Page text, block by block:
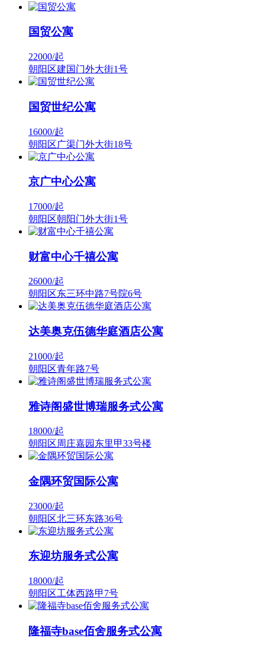
国贸公寓
22000/起
朝阳区建国门外大街1号
国贸世纪公寓
16000/起
朝阳区广渠门外大街18号
京广中心公寓
17000/起
朝阳区朝阳门外大街1号
财富中心千禧公寓
26000/起
朝阳区东三环中路7号院6号
达美奥克伍德华庭酒店公寓
21000/起
朝阳区青年路7号
雅诗阁盛世博瑞服务式公寓
18000/起
朝阳区周庄嘉园东里甲33号楼
金隅环贸国际公寓
23000/起
朝阳区北三环东路36号
东迎坊服务式公寓
18000/起
朝阳区工体西路甲7号
隆福寺base佰舍服务式公寓